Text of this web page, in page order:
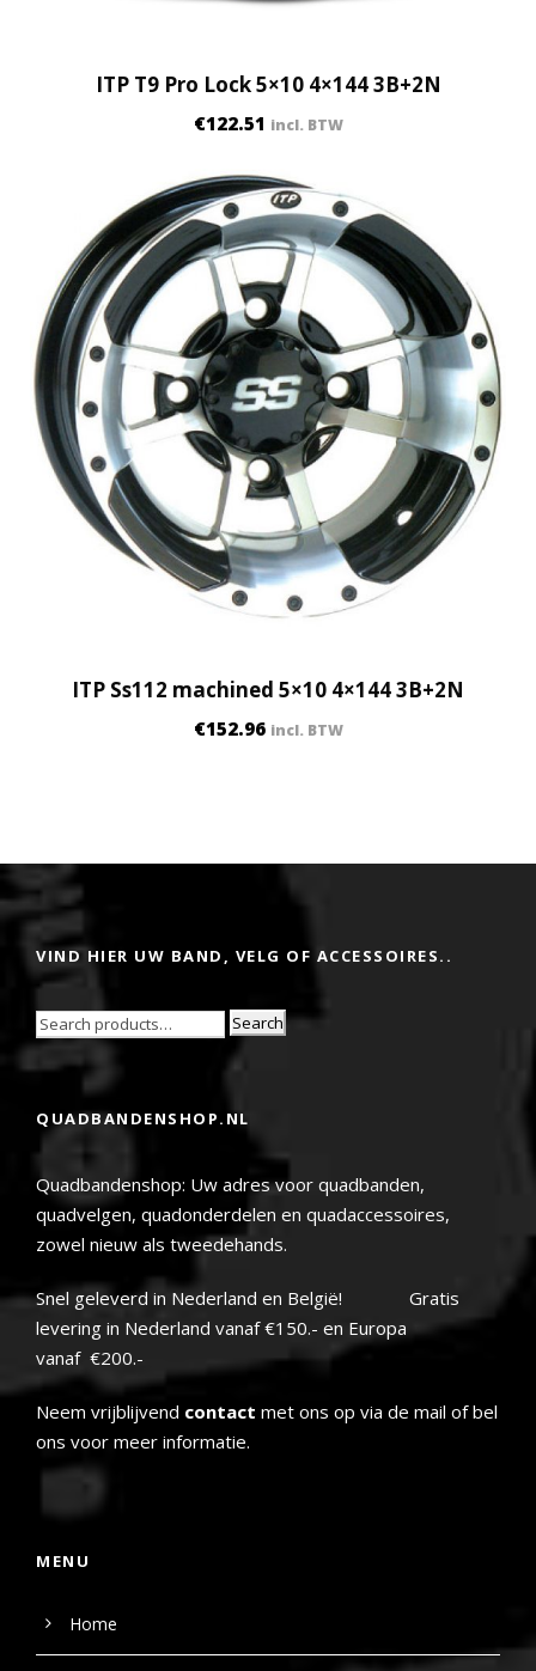
ITP T9 Pro Lock 5×10 4×144 3B+2N
€122.51 incl. BTW
ITP Ss112 machined 5×10 4×144 3B+2N
€152.96 incl. BTW
VIND HIER UW BAND, VELG OF ACCESSOIRES..
Search
QUADBANDENSHOP.NL
Quadbandenshop: Uw adres voor quadbanden,
quadvelgen, quadonderdelen en quadaccessoires,
zowel nieuw als tweedehands.
Snel geleverd in Nederland en België! Gratis
levering in Nederland vanaf €150.- en Europa
vanaf €200.-
Neem vrijblijvend contact met ons op via de mail of bel
ons voor meer informatie.
MENU
Home